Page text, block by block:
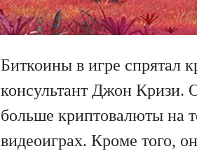
Биткоины в игре спрятал
консультант Джон Кризи.
больше криптовалюты на
видеоиграх. Кроме того,